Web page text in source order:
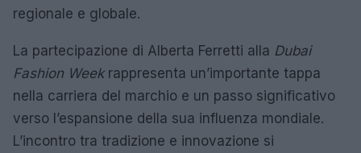
regionale e globale.
La partecipazione di Alberta Ferretti alla Dubai
Fashion Weekrappresenta un’importante tappa
nella carriera del marchio e un passo significativo
verso l’espansione della sua influenza mondiale.
L’incontro tra tradizione e innovazione si